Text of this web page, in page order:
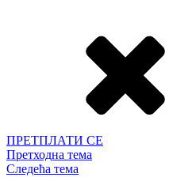
ПРЕТПЛАТИ СЕ
Претходна тема
Следећа тема